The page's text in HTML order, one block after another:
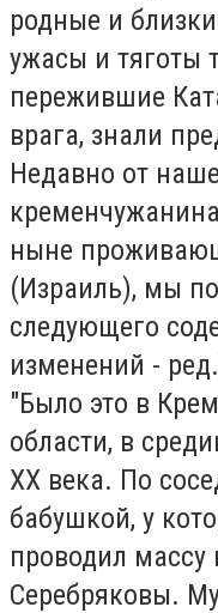
родные и
ужасы и тяготы
пережившие
врага, знали
Недавно от
ныне
(Израиль), мы
следующего
изменений -
"Было это в
области, в
ХХ века. По
бабушкой, у
проводил
Серебряковы.